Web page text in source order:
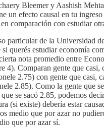
Bleemer y Aashish
un efecto causal en tu
comparación con estudiar
particular de la Universidad
querés estudiar economía
nota promedio entre
4). Comparan gente que casi,
2.75) con gente que casi,
2.85). Como la gente que
se sacó 2.85, podemos
(si existe) debería estar
medio que por azar no
que por azar sí.